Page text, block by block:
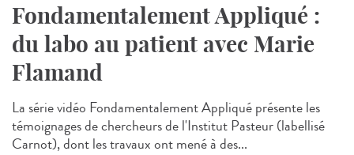
Fondamentalement Appliqué :
du labo au patient avec Marie
Flamand
La série vidéo Fondamentalement Appliqué présente les
témoignages de chercheurs de l'Institut Pasteur (labellisé
Carnot), dont les travaux ont mené à des...